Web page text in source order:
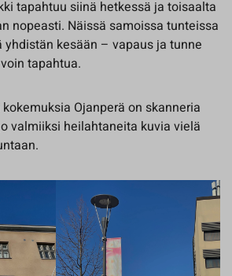
tapahtuu siinä hetkessä ja toisaalta
nopeasti. Näissä samoissa tunteissa
kesään – vapaus ja tunne
tapahtua.
Ojanperä on skanneria
valmiiksi heilahtaneita kuvia vielä